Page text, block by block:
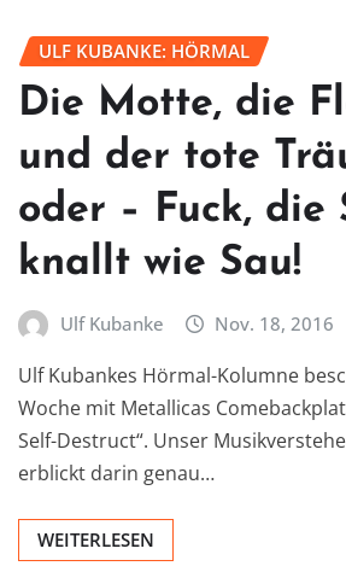
ULF KUBANKE: HÖRMAL
Die Motte, die
und der tote
oder – Fuck, die
knallt wie Sau!
Ulf Kubanke Nov. 18, 2016
Ulf Kubankes Hörmal-Kolumne
Woche mit Metallicas
Self-Destruct“. Unser
erblickt darin genau…
WEITERLESEN